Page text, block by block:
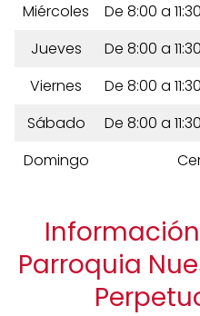
Miércoles
De 8:00 a
Jueves
De 8:00 a
Viernes
De 8:00 a
Sábado
De 8:00 a
Domingo
Parroquia